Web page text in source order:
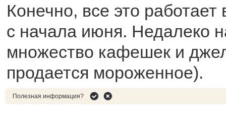
Конечно, все это
с начала июня. Недалеко
множество кафешек и
продается мороженное).
Полезная информация?